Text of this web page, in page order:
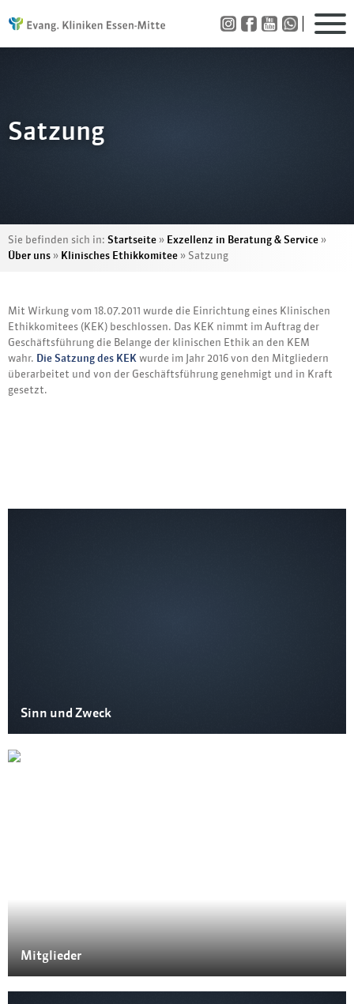
Satzung
Sie befinden sich in: Startseite » Exzellenz in Beratung & Service »
Über uns » Klinisches Ethikkomitee » Satzung
Mit Wirkung vom 18.07.2011 wurde die Einrichtung eines Klinischen
Ethikkomitees (KEK) beschlossen. Das KEK nimmt im Auftrag der
Geschäftsführung die Belange der klinischen Ethik an den KEM
wahr. Die Satzung des KEKwurde im Jahr 2016 von den Mitgliedern
überarbeitet und von der Geschäftsführung genehmigt und in Kraft
gesetzt.
Sinn und Zweck
Mitglieder